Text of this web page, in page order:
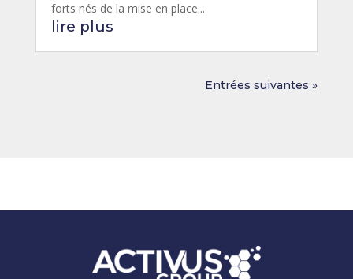
forts nés de la mise en place...
lire plus
Entrées suivantes »